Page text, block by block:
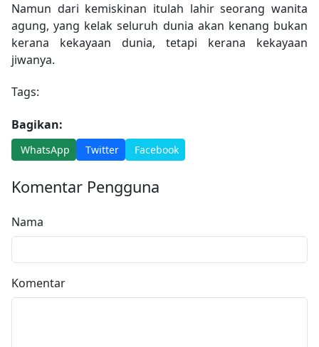
Namun dari kemiskinan itulah lahir seorang wanita
agung, yang kelak seluruh dunia akan kenang bukan
kerana kekayaan dunia, tetapi kerana kekayaan
jiwanya.
Tags:
Bagikan:
WhatsApp Twitter Facebook
Komentar Pengguna
Nama
Komentar